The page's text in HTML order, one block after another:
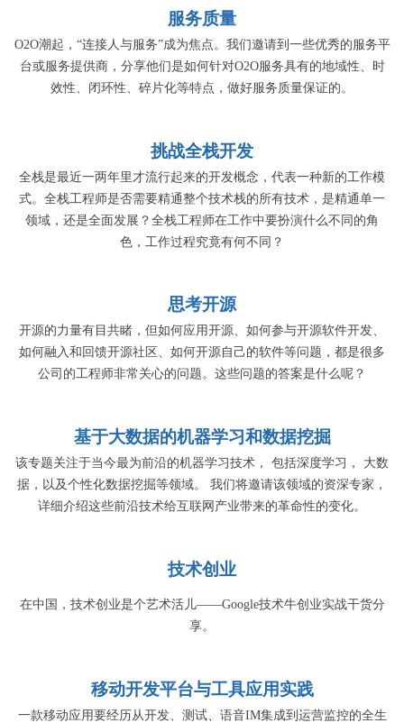
服务质量
O2O潮起，“连接人与服务”成为焦点。我们邀请到一些优秀的服务平
台或服务提供商，分享他们是如何针对O2O服务具有的地域性、时
效性、闭环性、碎片化等特点，做好服务质量保证的。
挑战全栈开发
全栈是最近一两年里才流行起来的开发概念，代表一种新的工作模
式。全栈工程师是否需要精通整个技术栈的所有技术，是精通单一
领域，还是全面发展？全栈工程师在工作中要扮演什么不同的角
色，工作过程究竟有何不同？
思考开源
开源的力量有目共睹，但如何应用开源、如何参与开源软件开发、
如何融入和回馈开源社区、如何开源自己的软件等问题，都是很多
公司的工程师非常关心的问题。这些问题的答案是什么呢？
基于大数据的机器学习和数据挖掘
该专题关注于当今最为前沿的机器学习技术， 包括深度学习， 大数
据，以及个性化数据挖掘等领域。 我们将邀请该领域的资深专家，
详细介绍这些前沿技术给互联网产业带来的革命性的变化。
技术创业
在中国，技术创业是个艺术活儿——Google技术牛创业实战干货分
享。
移动开发平台与工具应用实践
一款移动应用要经历从开发、测试、语音IM集成到运营监控的全生